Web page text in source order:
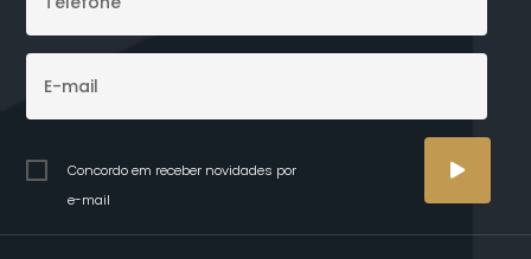
Concordo em receber novidades por
e-mail